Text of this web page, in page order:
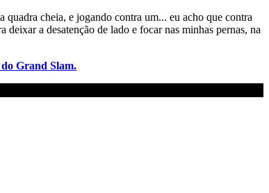
cheia, e jogando contra um... eu acho que contra
a desatenção de lado e focar nas minhas pernas, na
Grand Slam.